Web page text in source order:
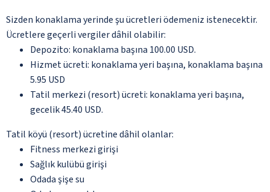
Sizden konaklama yerinde şu ücretleri ödemeniz istenecektir.
Ücretlere geçerli vergiler dâhil olabilir:
Depozito: konaklama başına 100.00 USD.
Hizmet ücreti: konaklama yeri başına, konaklama başına
5.95 USD
Tatil merkezi (resort) ücreti: konaklama yeri başına,
gecelik 45.40 USD.
Tatil köyü (resort) ücretine dâhil olanlar:
Fitness merkezi girişi
Sağlık kulübü girişi
Odada şişe su